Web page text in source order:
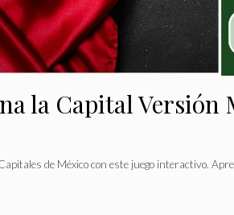
la Capital Versión
de México con este juego interactivo.